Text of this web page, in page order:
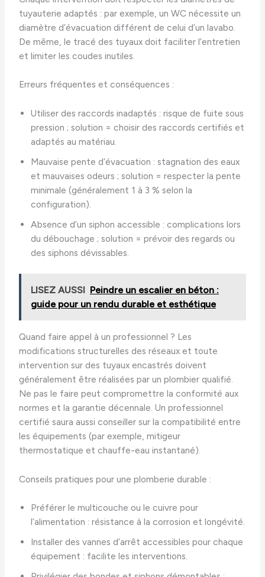
tuyauterie adaptés : par exemple, un WC nécessite un
diamètre d’évacuation différent de celui d’un lavabo.
De même, le tracé des tuyaux doit faciliter l’entretien
et limiter les coudes inutiles.
Erreurs fréquentes et conséquences :
Utiliser des raccords inadaptés : risque de fuite sous
pression ; solution = choisir des raccords certifiés et
adaptés au matériau.
Mauvaise pente d’évacuation : stagnation des eaux
et mauvaises odeurs ; solution = respecter la pente
minimale (généralement 1 à 3 % selon la
configuration).
Absence d’un siphon accessible : complications lors
du débouchage ; solution = prévoir des regards ou
des siphons dévissables.
LISEZ AUSSI Peindre un escalier en béton :
guide pour un rendu durable et esthétique
Quand faire appel à un professionnel ? Les
modifications structurelles des réseaux et toute
intervention sur des tuyaux encastrés doivent
généralement être réalisées par un plombier qualifié.
Ne pas le faire peut compromettre la conformité aux
normes et la garantie décennale. Un professionnel
certifié saura aussi conseiller sur la compatibilité entre
les équipements (par exemple, mitigeur
thermostatique et chauffe-eau instantané).
Conseils pratiques pour une plomberie durable :
Préférer le multicouche ou le cuivre pour
l’alimentation : résistance à la corrosion et longévité.
Installer des vannes d’arrêt accessibles pour chaque
équipement : facilite les interventions.